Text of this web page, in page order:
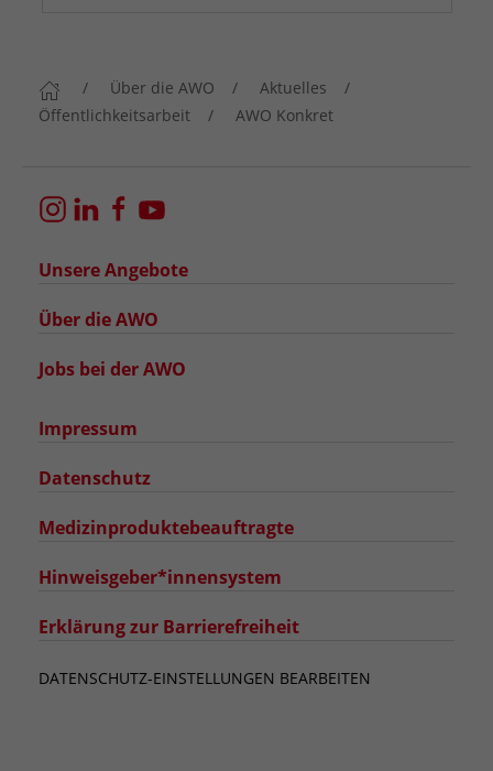
Über die AWO
Aktuelles
Öffentlichkeitsarbeit
AWO Konkret
Unsere Angebote
Über die AWO
Jobs bei der AWO
Impressum
Datenschutz
Medizinproduktebeauftragte
Hinweisgeber*innensystem
Erklärung zur Barrierefreiheit
DATENSCHUTZ-EINSTELLUNGEN BEARBEITEN